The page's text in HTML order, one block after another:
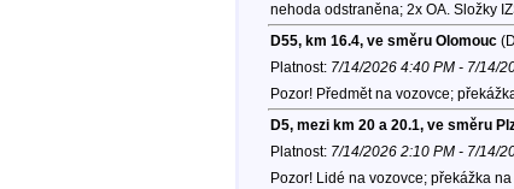
nehoda odstraněna; 2x OA. Složky
D55, km 16.4, ve směru Olomouc
Platnost: 7/14/2026 4:40 PM - 7/14/
Pozor! Předmět na vozovce;
D5, mezi km 20 a 20.1, ve směru
Platnost: 7/14/2026 2:10 PM - 7/14/
Pozor! Lidé na vozovce; překážka